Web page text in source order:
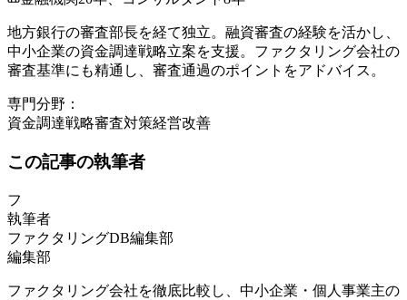
地方銀行の審査部長を経て独立。融資審査の経験を活かし、
中小企業の資金調達戦略立案を支援。ファクタリング会社の
審査基準にも精通し、審査通過のポイントをアドバイス。
専門分野：
資金調達戦略審査対策経営改善
この記事の執筆者
フ
執筆者
ファクタリングDB編集部
編集部
ファクタリング会社を徹底比較し、中小企業・個人事業主の